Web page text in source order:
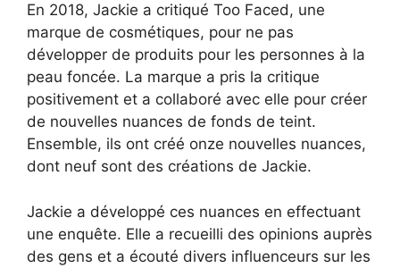
En 2018, Jackie a critiqué Too Faced, une
marque de cosmétiques, pour ne pas
développer de produits pour les personnes à la
peau foncée. La marque a pris la critique
positivement et a collaboré avec elle pour créer
de nouvelles nuances de fonds de teint.
Ensemble, ils ont créé onze nouvelles nuances,
dont neuf sont des créations de Jackie.
Jackie a développé ces nuances en effectuant
une enquête. Elle a recueilli des opinions auprès
des gens et a écouté divers influenceurs sur les